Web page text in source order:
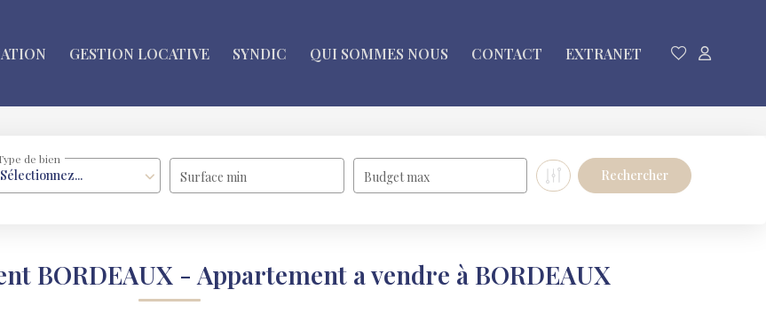
GESTION LOCATIVE SYNDIC QUI SOMMES NOUS CONTACT EXTRANET
Sélectionnez...
de bien
Surface min Budget max
BORDEAUX - Appartement a vendre à BORDEAUX